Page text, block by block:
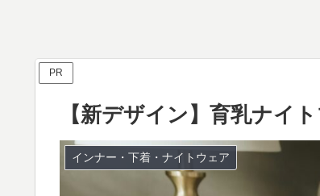
PR
【新デザイン】育乳ナイ
インナー・下着・ナイトウェア